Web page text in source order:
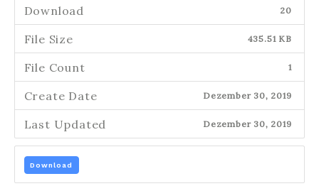
Download 20
File Size 435.51 KB
File Count 1
Create Date Dezember 30, 2019
Last Updated Dezember 30, 2019
Download